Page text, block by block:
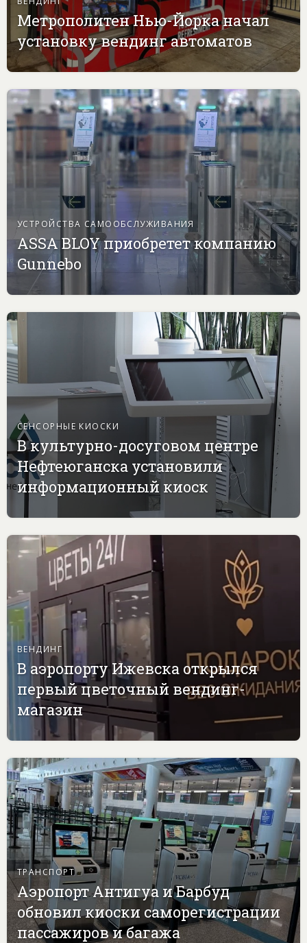
Метрополитен Нью-Йорка начал
установку вендинг автоматов
УСТРОЙСТВА САМООБСЛУЖИВАНИЯ
ASSA BLOY приобретет компанию
Gunnebo
СЕНСОРНЫЕ КИОСКИ
В культурно-досуговом центре
Нефтеюганска установили
информационный киоск
ВЕНДИНГ
В аэропорту Ижевска открылся
первый цветочный вендинг-
магазин
ТРАНСПОРТ
Аэропорт Антигуа и Барбуд
обновил киоски саморегистрации
пассажиров и багажа